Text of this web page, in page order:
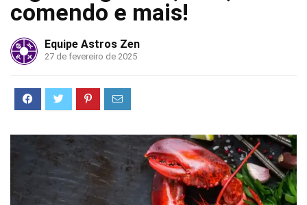
comendo e mais!
Equipe Astros Zen
27 de fevereiro de 2025